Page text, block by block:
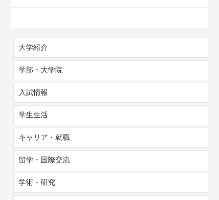
大学紹介
学部・大学院
入試情報
学生生活
キャリア・就職
留学・国際交流
学術・研究